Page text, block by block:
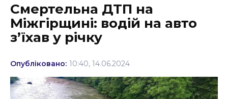
Культура
Освіта
Події
Політика
Смертельна ДТП на
Міжгірщині: водій на авто
зʼїхав у річку
Опубліковано: 10:40, 14.06.2024